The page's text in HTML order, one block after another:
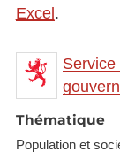
Excel.
Thématique
Population et